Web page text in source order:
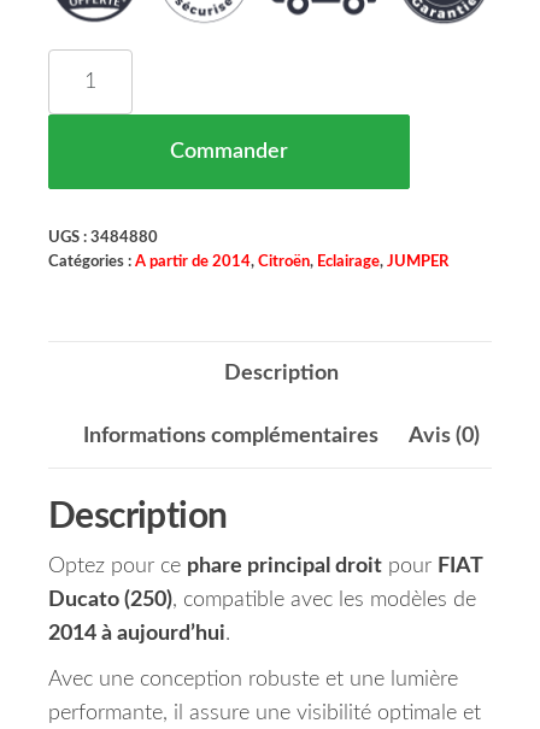
Commander
UGS : 3484880
Catégories : A partir de 2014, Citroën, Eclairage, JUMPER
Description
Informations complémentaires Avis (0)
Description
Optez pour ce phare principal droit pour FIAT
Ducato (250), compatible avec les modèles de
2014 à aujourd’hui.
Avec une conception robuste et une lumière
performante, il assure une visibilité optimale et